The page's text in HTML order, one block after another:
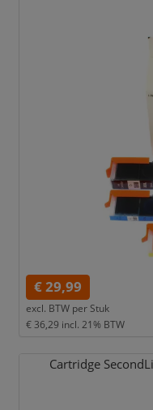
€ 29,99
excl. BTW per Stuk
€ 36,29 incl. 21% BTW
Cartridge